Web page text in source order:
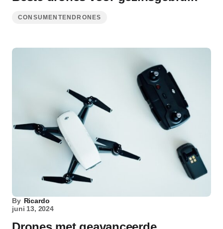
CONSUMENTENDRONES
By Ricardo
juni 13, 2024